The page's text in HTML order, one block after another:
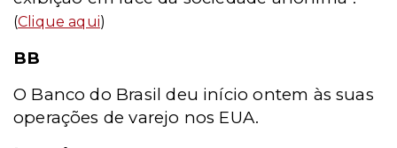
(Clique aqui)
BB
O Banco do Brasil deu início ontem às suas
operações de varejo nos EUA.